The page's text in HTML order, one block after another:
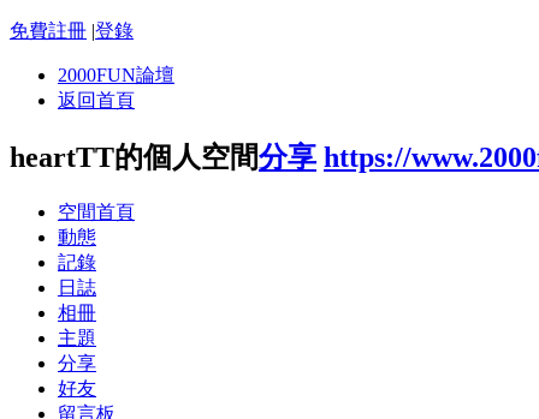
免費註冊 |登錄
2000FUN論壇
返回首頁
heartTT的個人空間分享 https://
空間首頁
動態
記錄
日誌
相冊
主題
分享
好友
留言板